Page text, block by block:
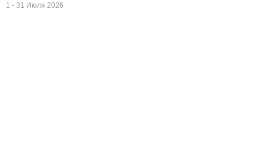
1 - 31 Июля 2026